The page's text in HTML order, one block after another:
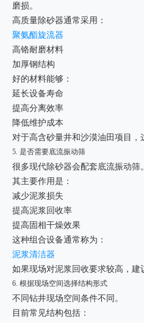
磨损。
高质量除砂器通常采用：
聚氨酯旋流器
高铬耐磨材料
加厚钢结构
好的材料能够：
延长设备寿命
提高分离效率
降低维护成本
对于高含砂量井和沙漠油田项目，
5. 是否需要底流振动筛
很多现代除砂器会配套底流振动筛。
其主要作用是：
减少泥浆损失
提高泥浆回收率
提高固相干燥效果
这种组合设备通常称为：
泥浆清洁器
如果现场对泥浆回收要求较高，建
6. 根据现场空间选择结构形式
不同钻井现场空间条件不同。
目前常见结构包括：